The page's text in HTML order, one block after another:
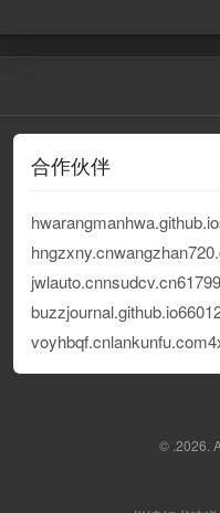
合作伙伴
hwarangmanhwa.github.io
hngzxny.cn
jwlauto.cnnsudcv.cn
buzzjournal.github.io
voyhbqf.cnlankunfu.com
© .2026.